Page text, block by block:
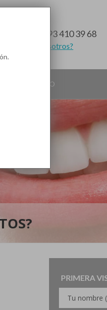
93 410 39 68
llamamos nosotros?
CONTACTO
PRIMERA